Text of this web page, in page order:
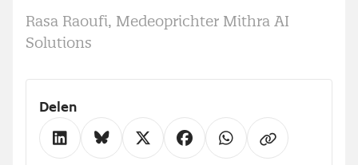
Rasa Raoufi, Medeoprichter Mithra AI
Solutions
Delen